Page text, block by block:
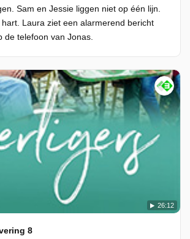
Sam en Jessie liggen niet op één lijn.
Laura ziet een alarmerend bericht
de telefoon van Jonas.
26:12
8